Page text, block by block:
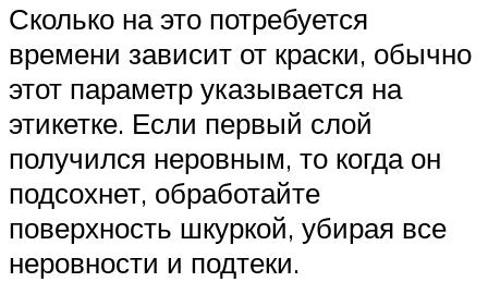
Сколько на это потребуется
времени зависит от краски, обычно
этот параметр указывается на
этикетке. Если первый слой
получился неровным, то когда он
подсохнет, обработайте
поверхность шкуркой, убирая все
неровности и подтеки.